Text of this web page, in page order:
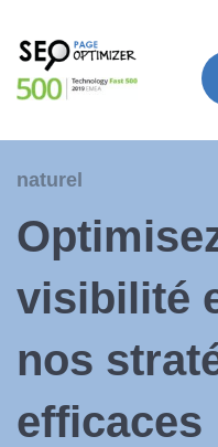
naturel
visibilité
nos
efficaces